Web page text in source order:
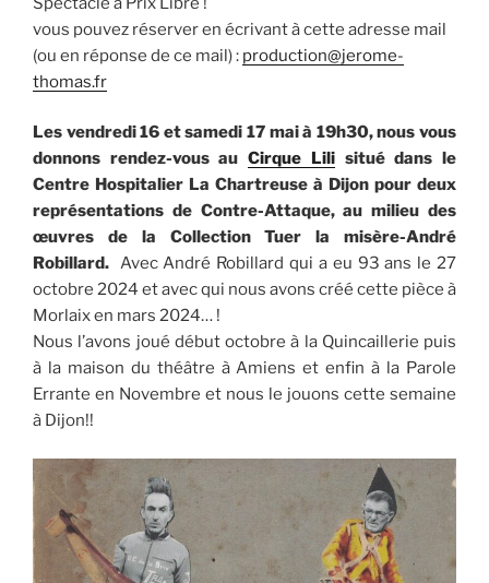
vous pouvez réserver en écrivant à cette adresse mail
(ou en réponse de ce mail) : production@jerome-
thomas.fr
Les vendredi 16 et samedi 17 mai à 19h30, nous vous
donnons rendez-vous auCirque Lilisitué dans le
Centre Hospitalier La Chartreuse à Dijon pour deux
représentations de Contre-Attaque, au milieu des
œuvres de la Collection Tuer la misère-André
Robillard. Avec André Robillard qui a eu 93 ans le 27
octobre 2024 et avec qui nous avons créé cette pièce à
Morlaix en mars 2024… !
Nous l’avons joué début octobre à la Quincaillerie puis
à la maison du théâtre à Amiens et enfin à la Parole
Errante en Novembre et nous le jouons cette semaine
à Dijon!!